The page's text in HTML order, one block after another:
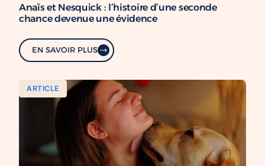
Anaïs et Nesquick : l’histoire d’une seconde
chance devenue une évidence
EN SAVOIR PLUS
ARTICLE